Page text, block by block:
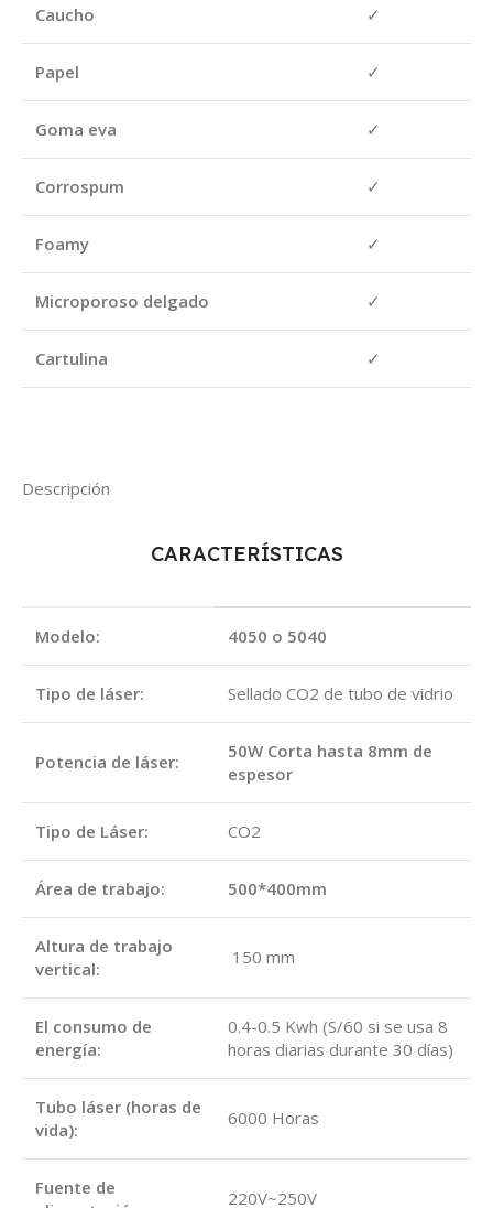
Caucho ✓
Papel ✓
Goma eva ✓
Corrospum ✓
Foamy ✓
Microporoso delgado ✓
Cartulina ✓
Descripción
CARACTERÍSTICAS
Modelo: 4050 o 5040
Tipo de láser: Sellado CO2 de tubo de vidrio
Potencia de láser:
50W Corta hasta 8mm de
espesor
Tipo de Láser: CO2
Área de trabajo: 500*400mm
Altura de trabajo
vertical:
150 mm
El consumo de
energía:
0.4-0.5 Kwh (S/60 si se usa 8
horas diarias durante 30 días)
Tubo láser (horas de
vida):
6000 Horas
Fuente de
220V~250V